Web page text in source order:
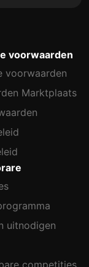
voorwaarden
voorwaarden
Marktplaats
uitnodigen
competities